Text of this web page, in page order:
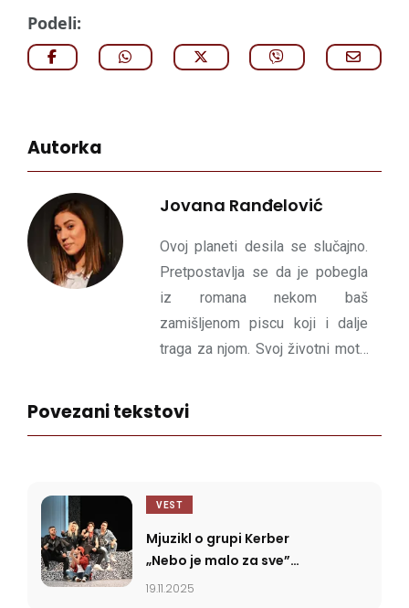
Podeli:
Autorka
Jovana Ranđelović
Ovoj planeti desila se slučajno.
Pretpostavlja se da je pobegla
iz romana nekom baš
zamišljenom piscu koji i dalje
traga za njom. Svoj životni moto
ukrala Akademskom pozorištu iz
Povezani tekstovi
VEST
Mjuzikl o grupi Kerber
„Nebo je malo za sve”
premijerno u Nišu
19.11.2025